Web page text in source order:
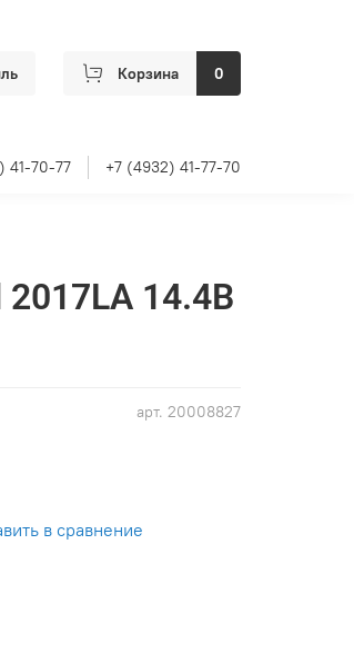
Корзина 0
41-70-77 +7 (4932) 41-77-70
арт. 20008827
14.4В
в сравнение